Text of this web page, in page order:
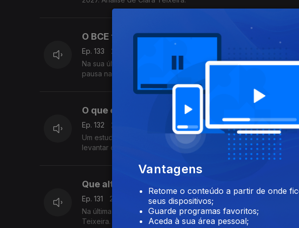
O BCE tem razões para manter as taxas
Ep. 133
23 jul. 2026
Na sua última reunião antes das férias de verão, que se realiza
pausa na subida dos juros e adie novas mexidas nas taxas para
O que explica o “deserto bancário” que há em
Ep. 132
21 jul. 2026
Um estudo do BdP revelou que quatro em cada dez freguesias
levantar dinheiro ou uma agência bancária para fazer uma
Que alteração foi feita à Lei da Concorrência?
Ep. 131
20 jul. 2026
Na última sessão antes das férias, o Parlamento aprovou uma
Teixeira.
Vantagens
Retome o conteúdo a partir de onde
seus dispositivos;
Guarde programas favoritos;
Aceda à sua área pessoal;